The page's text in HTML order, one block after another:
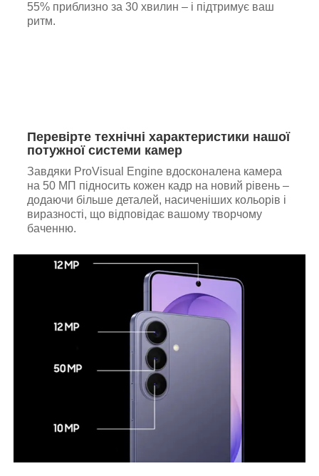
55% приблизно за 30 хвилин – і підтримує ваш
ритм.
Перевірте технічні характеристики нашої
потужної системи камер
Завдяки ProVisual Engine вдосконалена камера
на 50 МП підносить кожен кадр на новий рівень –
додаючи більше деталей, насиченіших кольорів і
виразності, що відповідає вашому творчому
баченню.